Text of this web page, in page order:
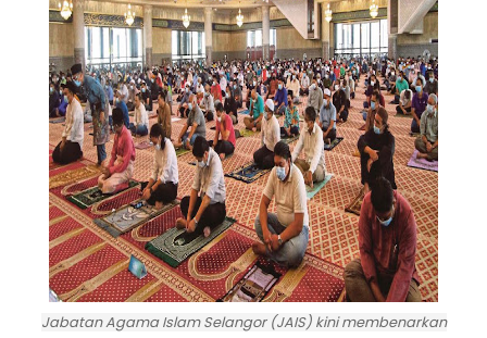
Jabatan Agama Islam Selangor (JAIS) kini membenarkan